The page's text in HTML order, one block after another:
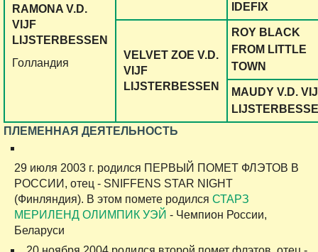
RAMONA V.D.
VIJF
LIJSTERBESSEN
Голландия
IDEFIX
VELVET ZOE V.D.
VIJF
LIJSTERBESSEN
ROY BLACK
FROM LITTLE
TOWN
MAUDY V.D.
ПЛЕМЕННАЯ ДЕЯТЕЛЬНОСТЬ
29 июля 2003 г. родился ПЕРВЫЙ ПОМЕТ ФЛЭТОВ В
РОССИИ, отец - SNIFFENS STAR NIGHT
(Финляндия). В этом помете родился СТАРЗ
МЕРИЛЕНД ОЛИМПИК УЭЙ - Чемпион России,
Беларуси